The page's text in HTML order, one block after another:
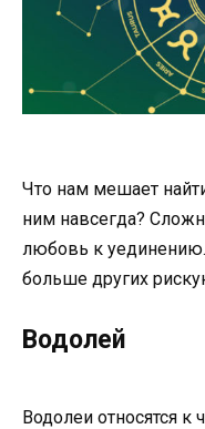
Что нам мешает
ним навсегда?
любовь к
больше других
Bодолей
Водолеи относятся к